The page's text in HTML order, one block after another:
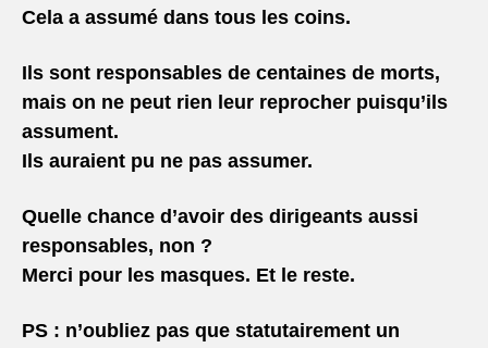
Cela a assumé dans tous les coins.
Ils sont responsables de centaines de morts,
mais on ne peut rien leur reprocher puisqu’ils
assument.
Ils auraient pu ne pas assumer.
Quelle chance d’avoir des dirigeants aussi
responsables, non ?
Merci pour les masques. Et le reste.
PS : n’oubliez pas que statutairement un